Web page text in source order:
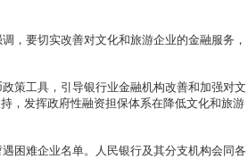
要切实改善对文化和旅游企业的金融服务，
工具，引导银行业金融机构改善和加强对文
，发挥政府性融资担保体系在降低文化和旅游
难企业名单。人民银行及其分支机构会同各